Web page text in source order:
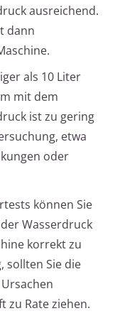
ausreichend.
dann
als 10 Liter
mit dem
ist zu gering
etwa
oder
können Sie
Wasserdruck
korrekt zu
sollten Sie die
zu Rate ziehen.